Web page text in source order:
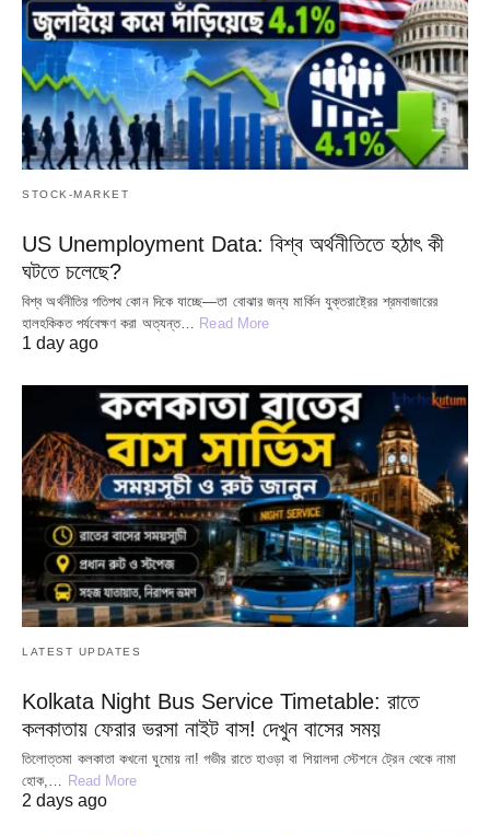
STOCK-MARKET
US Unemployment Data: বিশ্ব অর্থনীতিতে হঠাৎ কী
ঘটতে চলেছে?
বিশ্ব অর্থনীতির গতিপথ কোন দিকে যাচ্ছে—তা বোঝার জন্য মার্কিন যুক্তরাষ্ট্রের শ্রমবাজারের
হালহকিকত পর্যবেক্ষণ করা অত্যন্ত…
Read More
1 day ago
LATEST UPDATES
Kolkata Night Bus Service Timetable: রাতে
কলকাতায় ফেরার ভরসা নাইট বাস! দেখুন বাসের সময়
তিলোত্তমা কলকাতা কখনো ঘুমোয় না! গভীর রাতে হাওড়া বা শিয়ালদা স্টেশনে ট্রেন থেকে নামা
হোক,… Read More
2 days ago